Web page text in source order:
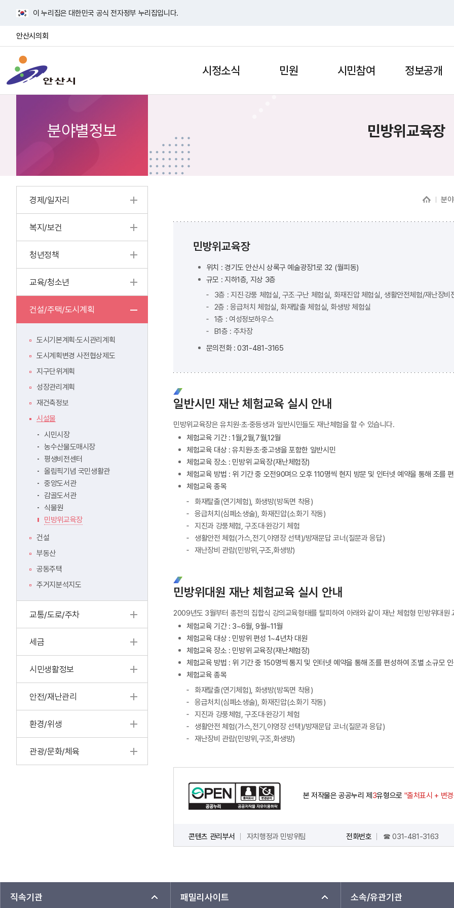
이 누리집은 대한민국 공식 전자정부 누리집입니다.
안산시의회
시
시정소식 민원 시민참여 정보공개
분야별정보 민방위교육장
분
경제/일자리
복지/보건
청년정책
교육/청소년
건설/주택/도시계획
도시기본계획·도시관리계획
도시계획변경 사전협상제도
지구단위계획
성장관리계획
재건축정보
시설물
시민시장
농수산물도매시장
평생비전센터
올림픽기념 국민생활관
중앙도서관
감골도서관
식물원
민방위교육장
건설
부동산
공동주택
주거지분석지도
교통/도로/주차
세금
시민생활정보
안전/재난관리
환경/위생
관광/문화/체육
민방위교육장
위치 : 경기도 안산시 상록구 예술광장1로 32 (월피동)
규모 : 지하1층, 지상 3층
3층 : 지진‧강풍 체험실, 구조‧구난 체험실, 화재진압 체험실, 생활안전체험/재난장비
2층 : 응급처치 체험실, 화재탈출 체험실, 화생방 체험실
1층 : 여성정보하우스
B1층 : 주차장
문의전화 : 031-481-3165
일반시민 재난 체험교육 실시 안내
민방위교육장은 유치원·초·중등생과 일반시민들도 재난체험을 할 수 있습니다.
체험교육 기간 : 1월,2월,7월,12월
체험교육 대상 : 유치원·초·중고생을 포함한 일반시민
체험교육 장소 : 민방위 교육장(재난체험장)
체험교육 방법 : 위 기간 중 오전90며으 오후 110명씩 현지 방문 및 인터넷 예약을 통해 조를
체험교육 종목
화재탈출(연기체험), 화생방(방독면 착용)
응급처치(심폐소생술), 화재진압(소화기 작동)
지진과 강풍체험, 구조대·완강기 체험
생활안전 체험(가스,전기,야영장 선택)/방재문답 코너(질문과 응답)
재난장비 관람(민방위,구조,화생방)
민방위대원 재난 체험교육 실시 안내
2009년도 3월부터 종전의 집합식 강의교육형태를 탈피하여 아래와 같이 재난 체험형 민방위대원
체험교육 기간 : 3~6월, 9월~11월
체험교육 대상 : 민방위 편성 1~4년차 대원
체험교육 장소 : 민방위 교육장(재난체험장)
체험교육 방법 : 위 기간 중 150명씩 통지 및 인터넷 예약을 통해 조를 편성하여 조별 소규모
체험교육 종목
화재탈출(연기체험), 화생방(방독면 착용)
응급처치(심폐소생술), 화재진압(소화기 작동)
지진과 강풍체험, 구조대·완강기 체험
생활안전 체험(가스,전기,야영장 선택)/방재문답 코너(질문과 응답)
재난장비 관람(민방위,구조,화생방)
본 저작물은 공공누리 제 3유형으로 "출처표시 + 변
콘텐츠 관리부서 자치행정과 민방위팀 전화번호 ☎ 031-481-3163
직속기관 패밀리사이트 소속/유관기관